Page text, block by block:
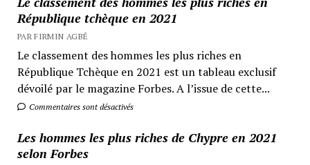
République tchèque en 2021
PAR FIRMIN AGBÉ
Le classement des hommes les plus riches en
République Tchèque en 2021 est un tableau exclusif
dévoilé par le magazine Forbes. A l’issue de cette...
Commentaires sont désactivés
Les hommes les plus riches de Chypre en 2021
selon Forbes